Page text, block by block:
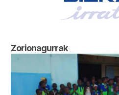
Zorionagurrak